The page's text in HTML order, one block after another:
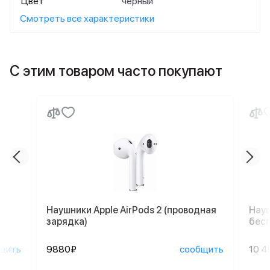
Смотреть все характеристики
С этим товаром часто покупают
Наушники Apple AirPods 2 (проводная
зарядка)
9880₽ сообщить 10